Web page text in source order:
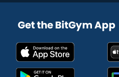
Get the BitGym App